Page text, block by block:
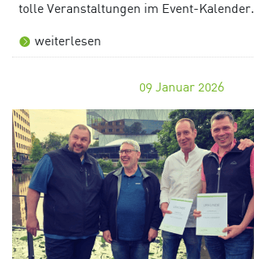
tolle Veranstaltungen im Event-Kalender.
weiterlesen
09 Januar 2026